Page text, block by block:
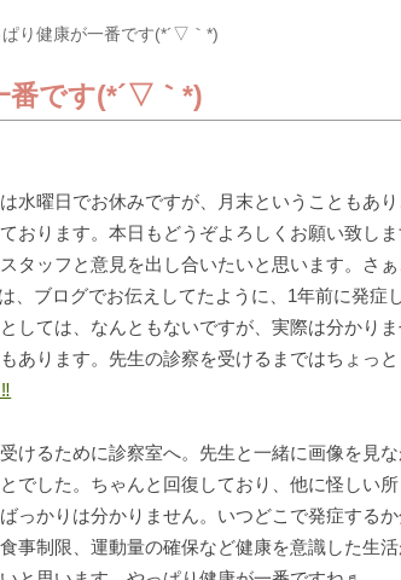
り健康が一番です(*´▽｀*)
番です(*´▽｀*)
水曜日でお休みですが、月末ということもあ
おります。本日もどうぞよろしくお願い致し
タッフと意見を出し合いたいと思います。さ
ブログでお伝えしてたように、1年前に発症
しては、なんともないですが、実際は分かり
あります。先生の診察を受けるまではちょっと
けるために診察室へ。先生と一緒に画像を見
でした。ちゃんと回復しており、他に怪しい
っかりは分かりません。いつどこで発症するか
事制限、運動量の確保など健康を意識した生